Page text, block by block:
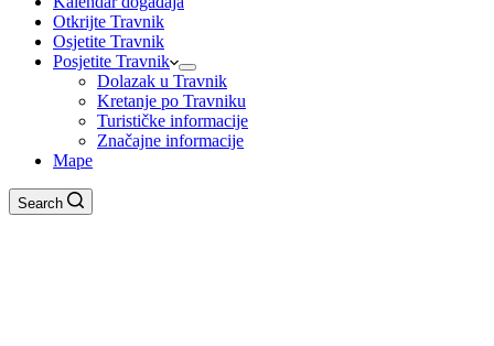
Otkrijte Travnik
Osjetite Travnik
Posjetite Travnik
Dolazak u Travnik
Kretanje po Travniku
Turističke informacije
Značajne informacije
Mape
Search